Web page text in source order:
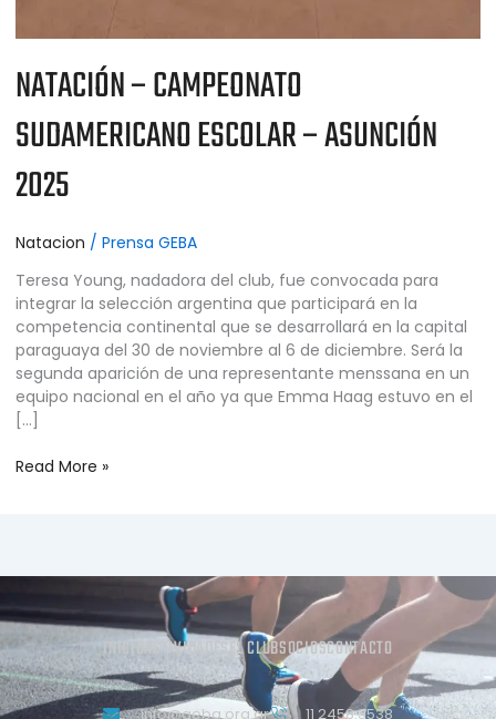
NATACIÓN – CAMPEONATO
SUDAMERICANO ESCOLAR – ASUNCIÓN
2025
Natacion / Prensa GEBA
Teresa Young, nadadora del club, fue convocada para
integrar la selección argentina que participará en la
competencia continental que se desarrollará en la capital
paraguaya del 30 de noviembre al 6 de diciembre. Será la
segunda aparición de una representante menssana en un
equipo nacional en el año ya que Emma Haag estuvo en el
[…]
Read More »
INICIOACTIVIDADES EL CLUBSOCIOSCONTACTO
info@geba.org.ar 11 2458.3538